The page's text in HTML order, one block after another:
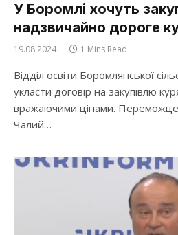
У Боромлі хочуть
надзвичайно дороге
19.08.2024 1 Mins Read
Відділ освіти Боромлянської
укласти договір на закупівлю
вражаючими цінами.
Чалий…